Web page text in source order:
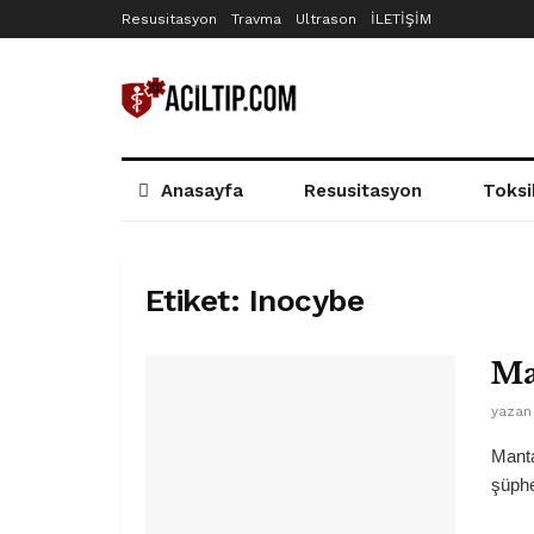
Resusitasyon Travma Ultrason İLETİŞİM
Anasayfa Resusitasyon
Etiket: Inocybe
yazan